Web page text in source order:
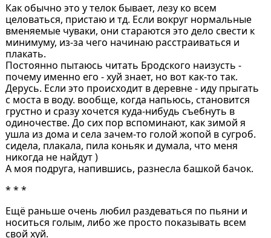
Как обычно это у телок бывает, лезу ко всем
целоваться, пристаю и тд. Если вокруг нормальные
вменяемые чуваки, они стараются это дело свести к
минимуму, из-за чего начинаю расстраиваться и
плакать.
Постоянно пытаюсь читать Бродского наизусть -
почему именно его - хуй знает, но вот как-то так.
Дерусь. Если это происходит в деревне - иду прыгать
с моста в воду. вообще, когда напьюсь, становится
грустно и сразу хочется куда-нибудь съебнуть в
одиночестве. До сих пор вспоминают, как зимой я
ушла из дома и села зачем-то голой жопой в сугроб.
сидела, плакала, пила коньяк и думала, что меня
никогда не найдут )
А моя подруга, напившись, разнесла башкой бачок.
* * *
Ещё раньше очень любил раздеваться по пьяни и
носиться голым, либо же просто показывать всем
свой хуй.